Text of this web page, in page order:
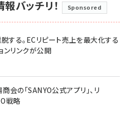
バッチリ！ Sponsored
する。ECリピート売上を最大化する
ンリンクが公開
の「SANYO公式アプリ」、リ
戦略